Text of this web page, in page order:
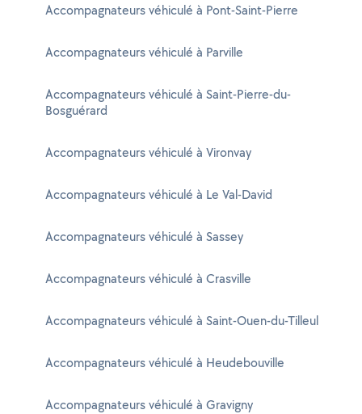
Accompagnateurs véhiculé à Pont-Saint-Pierre
Accompagnateurs véhiculé à Parville
Accompagnateurs véhiculé à Saint-Pierre-du-
Bosguérard
Accompagnateurs véhiculé à Vironvay
Accompagnateurs véhiculé à Le Val-David
Accompagnateurs véhiculé à Sassey
Accompagnateurs véhiculé à Crasville
Accompagnateurs véhiculé à Saint-Ouen-du-Tilleul
Accompagnateurs véhiculé à Heudebouville
Accompagnateurs véhiculé à Gravigny